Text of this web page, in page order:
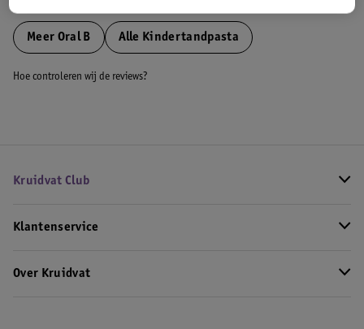
Meer Oral B Alle Kindertandpasta
Hoe controleren wij de reviews?
Kruidvat Club
Klantenservice
Over Kruidvat